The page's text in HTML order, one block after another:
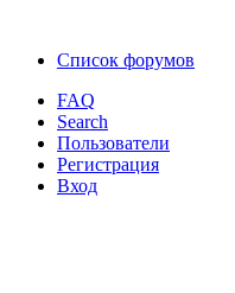
Список форумов
FAQ
Search
Пользователи
Регистрация
Вход